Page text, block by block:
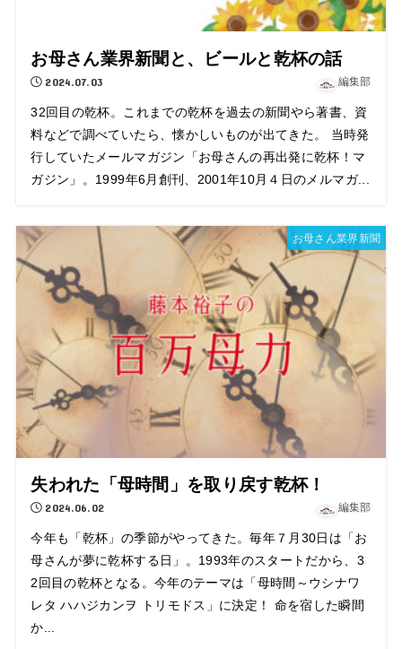
お母さん業界新聞と、ビールと乾杯の話
2024.07.03 編集部
32回目の乾杯。これまでの乾杯を過去の新聞やら著書、資
料などで調べていたら、懐かしいものが出てきた。 当時発
行していたメールマガジン「お母さんの再出発に乾杯！マ
ガジン」。1999年6月創刊、2001年10月４日のメルマガ...
お母さん業界新聞
失われた「母時間」を取り戻す乾杯！
2024.06.02 編集部
今年も「乾杯」の季節がやってきた。毎年７月30日は「お
母さんが夢に乾杯する日」。1993年のスタートだから、3
2回目の乾杯となる。今年のテーマは「母時間～ウシナワ
レタ ハハジカンヲ トリモドス」に決定！ 命を宿した瞬間
か...